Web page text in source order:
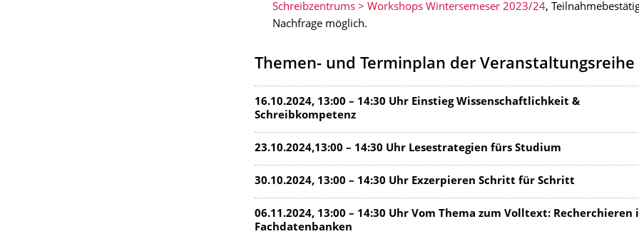
Schreibzentrums > Workshops Wintersemeser 2023/24,
Nachfrage möglich.
Themen- und Terminplan der Veranstaltungsreihe
16.10.2024, 13:00 – 14:30 Uhr Einstieg Wissenschaftlichkeit &
Schreibkompetenz
23.10.2024,13:00 – 14:30 Uhr Lesestrategien fürs Studium
30.10.2024, 13:00 – 14:30 Uhr Exzerpieren Schritt für Schritt
06.11.2024, 13:00 – 14:30 Uhr Vom Thema zum Volltext: Recherchieren
Fachdatenbanken